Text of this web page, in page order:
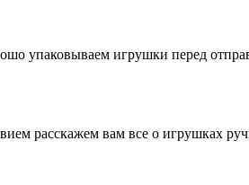
упаковываем игрушки перед
расскажем вам все о игрушках